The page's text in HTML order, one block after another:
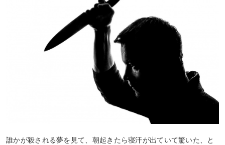
誰かが殺される夢を見て、朝起きたら寝汗が出ていて驚いた、と